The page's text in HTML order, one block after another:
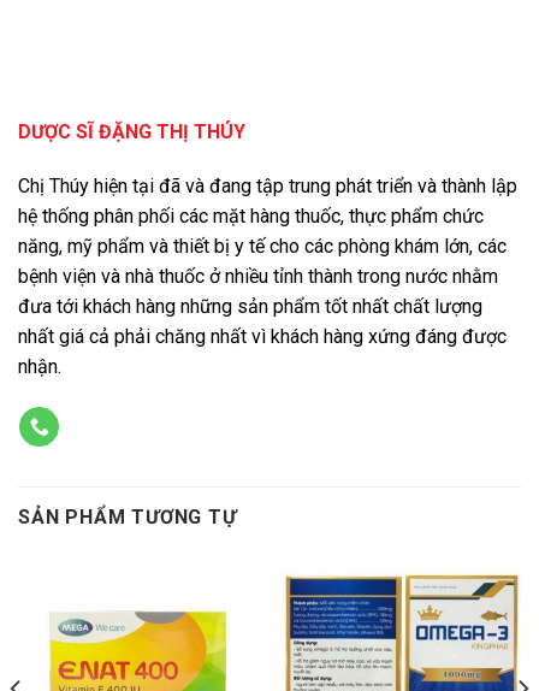
DƯỢC SĨ ĐẶNG THỊ THÚY
Chị Thúy hiện tại đã và đang tập trung phát triển và thành lập
hệ thống phân phối các mặt hàng thuốc, thực phẩm chức
năng, mỹ phẩm và thiết bị y tế cho các phòng khám lớn, các
bệnh viện và nhà thuốc ở nhiều tỉnh thành trong nước nhằm
đưa tới khách hàng những sản phẩm tốt nhất chất lượng
nhất giá cả phải chăng nhất vì khách hàng xứng đáng được
nhận.
SẢN PHẨM TƯƠNG TỰ